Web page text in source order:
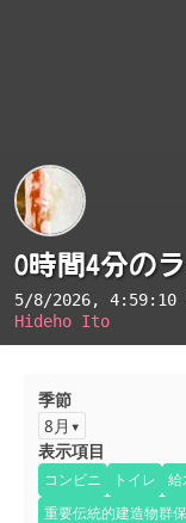
0時間4分の
5/8/2026, 4:59:10
Hideho Ito
季節
8月
表示項目
コンビニ トイレ 給
重要伝統的建造物群